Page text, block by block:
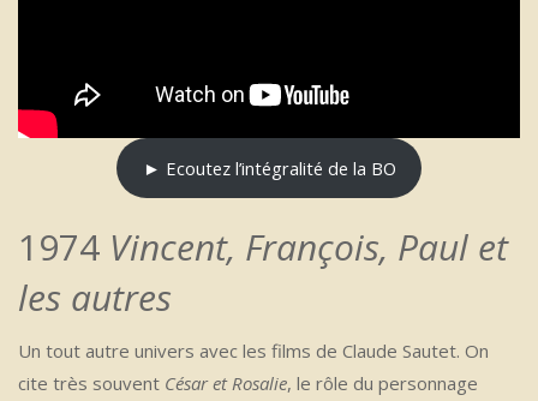
► Ecoutez l’intégralité de la BO
1974 Vincent, François, Paul et
les autres
Un tout autre univers avec les films de Claude Sautet. On
cite très souvent César et Rosalie, le rôle du personnage